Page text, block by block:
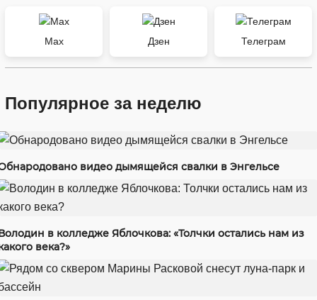
Max Дзен Телеграм
Популярное за неделю
видео дымящейся свалки в Энгельсе
в колледже Яблочкова: «Толчки остались нам из
века?»